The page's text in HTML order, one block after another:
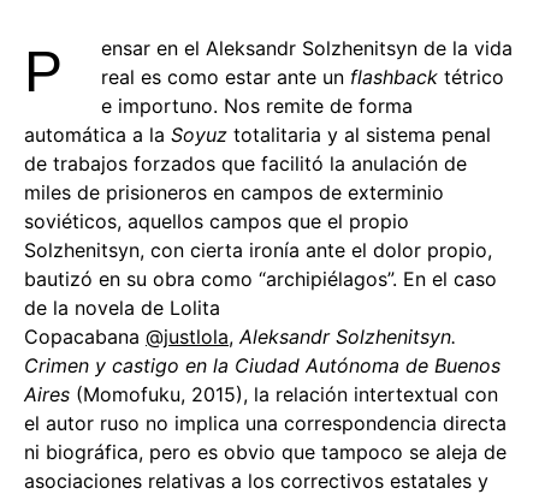
P
ensar en el Aleksandr Solzhenitsyn de la vida
real es como estar ante un flashback tétrico
e importuno. Nos remite de forma
automática a la Soyuz totalitaria y al sistema penal
de trabajos forzados que facilitó la anulación de
miles de prisioneros en campos de exterminio
soviéticos, aquellos campos que el propio
Solzhenitsyn, con cierta ironía ante el dolor propio,
bautizó en su obra como “archipiélagos”. En el caso
de la novela de Lolita
Copacabana @justlola,Aleksandr Solzhenitsyn.
Crimen y castigo en la Ciudad Autónoma de Buenos
Aires (Momofuku, 2015), la relación intertextual con
el autor ruso no implica una correspondencia directa
ni biográfica, pero es obvio que tampoco se aleja de
asociaciones relativas a los correctivos estatales y